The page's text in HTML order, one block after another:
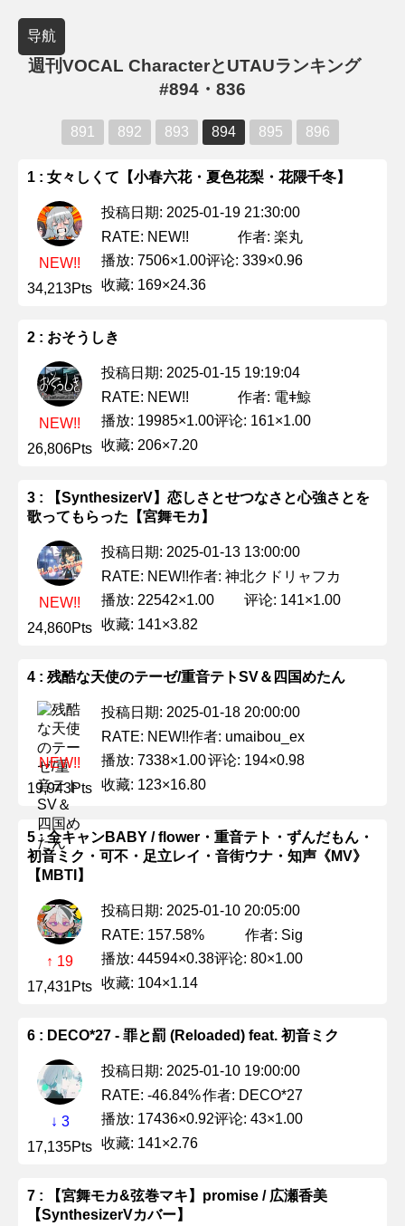
导航
週刊VOCAL CharacterとUTAUランキング
#894・836
891 892 893 894 895 896
1 : 女々しくて【小春六花・夏色花梨・花隈千冬】
NEW!!
34,213Pts
投稿日期: 2025-01-19 21:30:00
RATE: NEW!!
作者: 楽丸
播放: 7506×1.00评论: 339×0.96
收藏: 169×24.36
2 : おそうしき
NEW!!
26,806Pts
投稿日期: 2025-01-15 19:19:04
RATE: NEW!!
作者: 電ǂ鯨
播放: 19985×1.00评论: 161×1.00
收藏: 206×7.20
3 : 【SynthesizerV】恋しさとせつなさと心強さとを
歌ってもらった【宮舞モカ】
NEW!!
24,860Pts
投稿日期: 2025-01-13 13:00:00
RATE: NEW!!作者: 神北クドリャフカ
播放: 22542×1.00
评论: 141×1.00
收藏: 141×3.82
4 : 残酷な天使のテーゼ/重音テトSV＆四国めたん
NEW!!
19,943Pts
投稿日期: 2025-01-18 20:00:00
RATE: NEW!!作者: umaibou_ex
播放: 7338×1.00评论: 194×0.98
收藏: 123×16.80
5 : 全キャンBABY / flower・重音テト・ずんだもん・
初音ミク・可不・足立レイ・音街ウナ・知声《MV》
【MBTI】
↑ 19
17,431Pts
投稿日期: 2025-01-10 20:05:00
RATE: 157.58%
作者: Sig
播放: 44594×0.38评论: 80×1.00
收藏: 104×1.14
6 : DECO*27 - 罪と罰 (Reloaded) feat. 初音ミク
↓ 3
17,135Pts
投稿日期: 2025-01-10 19:00:00
RATE: -46.84%作者: DECO*27
播放: 17436×0.92评论: 43×1.00
收藏: 141×2.76
7 : 【宮舞モカ&弦巻マキ】promise / 広瀬香美
【SynthesizerVカバー】